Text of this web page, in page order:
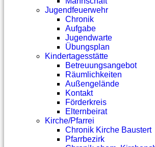
Jugendfeuerwehr
Chronik
Aufgabe
Jugendwarte
Übungsplan
Kindertagesstätte
Betreuungsangebot
Räumlichkeiten
Außengelände
Kontakt
Förderkreis
Elternbeirat
Kirche/Pfarrei
Chronik Kirche Baustert
Pfarrbezirk